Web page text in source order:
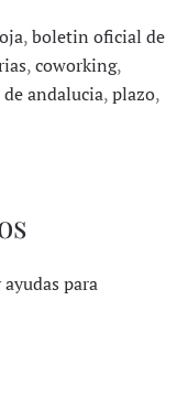
,boletin oficial de
,coworking,
andalucia,plazo,
para